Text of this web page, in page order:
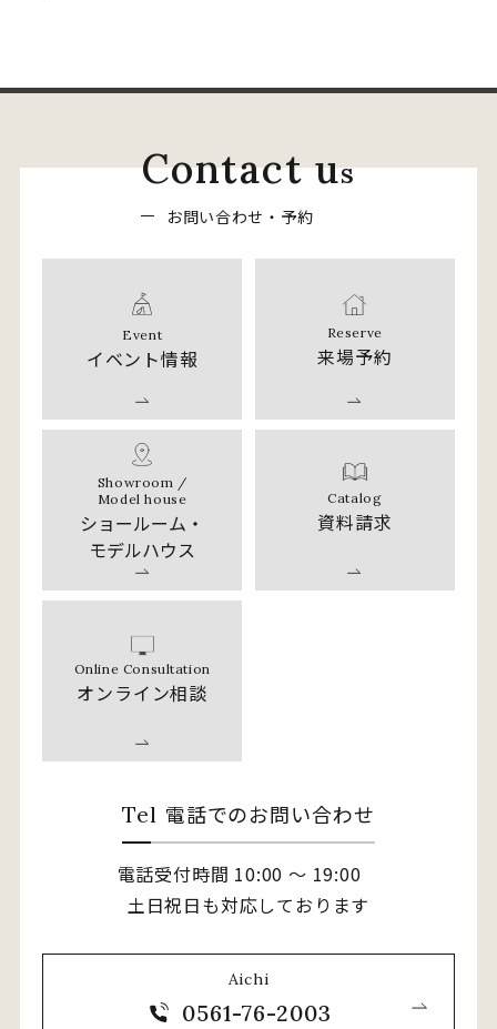
Contact us
お問い合わせ ・ 予約
Event
イベント情報
Showroom /
Model house
ショールーム・
モデルハウス
Reserve
来場予約
Catalog
資料請求
Online Consultation
オンライン相談
Tel 電話でのお問い合わせ
電話受付時間 10:00 〜 19:00
土日祝日も対応しております
Aichi
0561-76-2003